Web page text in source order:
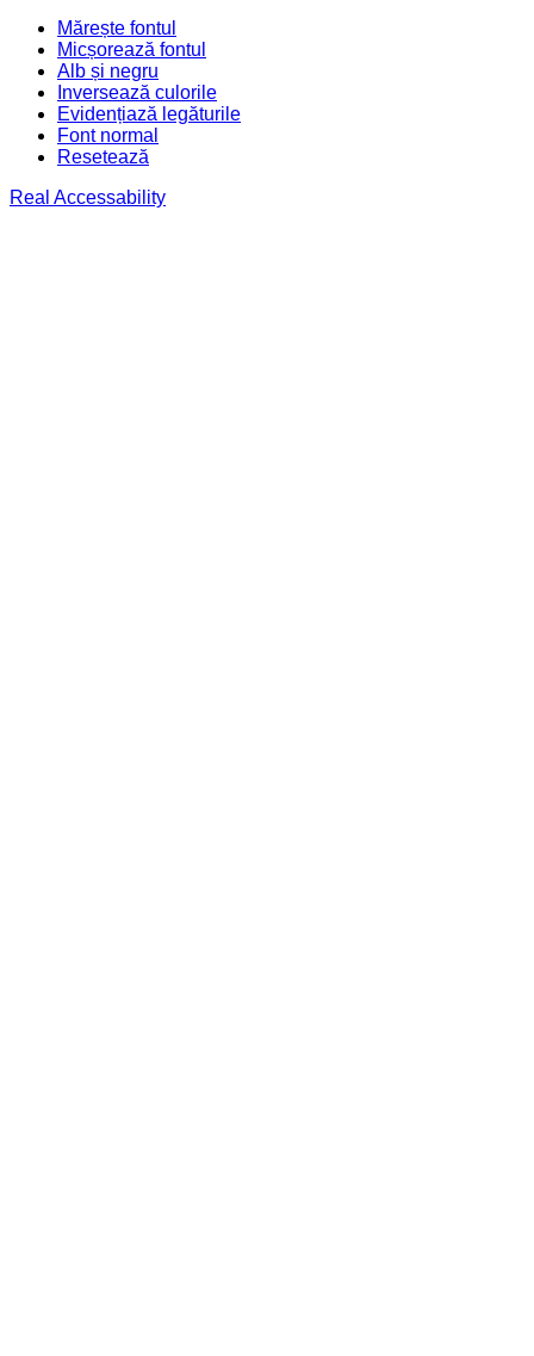
Mărește fontul
Micșorează fontul
Alb și negru
Inversează culorile
Evidențiază legăturile
Font normal
Resetează
Real Accessability